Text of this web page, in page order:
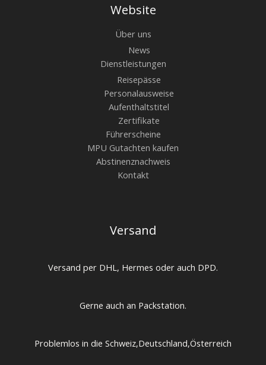
Website
Über uns
News
Dienstleistungen
Reisepässe
Personalausweise
Aufenthaltstitel
Zertifikate
Führerscheine
MPU Gutachten kaufen
Abstinenznachweis
Kontakt
Versand
Versand per DHL, Hermes oder auch DPD.
Gerne auch an Packstation.
Problemlos in die Schweiz,Deutschland,Österreich